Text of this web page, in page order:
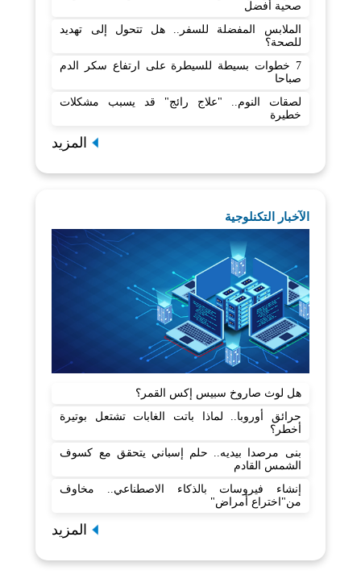
صحية أفضل
الملابس المفضلة للسفر.. هل تتحول إلى تهديد
للصحة؟
7 خطوات بسيطة للسيطرة على ارتفاع سكر الدم
صباحا
لصقات النوم.. "علاج رائج" قد يسبب مشكلات
خطيرة
المزيد
الآخبار التكنلوجية
هل لوث صاروخ سبيس إكس القمر؟
حرائق أوروبا.. لماذا باتت الغابات تشتعل بوتيرة
أخطر؟
بنى مرصدا بيديه.. حلم إسباني يتحقق مع كسوف
الشمس القادم
إنشاء فيروسات بالذكاء الاصطناعي.. مخاوف
من"اختراع أمراض"
المزيد